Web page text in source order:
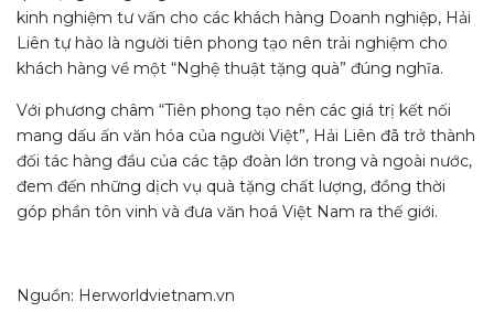
kinh nghiệm tư vấn cho các khách hàng Doanh nghiệp, Hải
Liên tự hào là người tiên phong tạo nên trải nghiệm cho
khách hàng về một “Nghệ thuật tặng quà” đúng nghĩa.
Với phương châm “Tiên phong tạo nên các giá trị kết nối
mang dấu ấn văn hóa của người Việt”, Hải Liên đã trở thành
đối tác hàng đầu của các tập đoàn lớn trong và ngoài nước,
đem đến những dịch vụ quà tặng chất lượng, đồng thời
góp phần tôn vinh và đưa văn hoá Việt Nam ra thế giới.
Nguồn: Herworldvietnam.vn